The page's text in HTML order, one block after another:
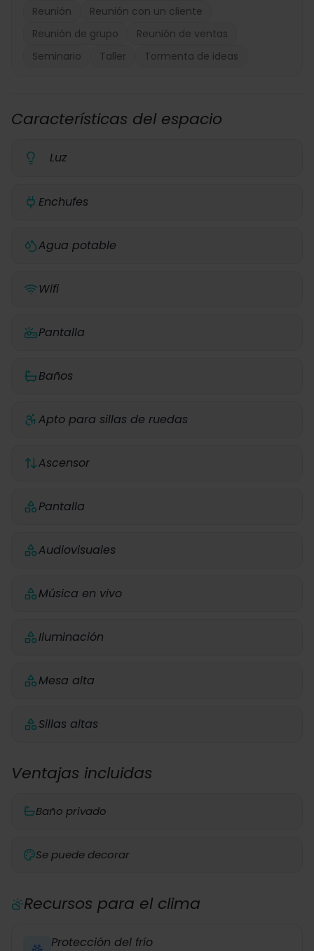
Reunión
Reunión con un cliente
Reunión de grupo
Reunión de ventas
Seminario
Taller Tormenta de ideas
Características del espacio
Luz
Enchufes
Agua potable
Wifi
Pantalla
Baños
Apto para sillas de ruedas
Ascensor
Pantalla
Audiovisuales
Música en vivo
Iluminación
Mesa alta
Sillas altas
Ventajas incluidas
Baño privado
Se puede decorar
Recursos para el clima
Protección del frío